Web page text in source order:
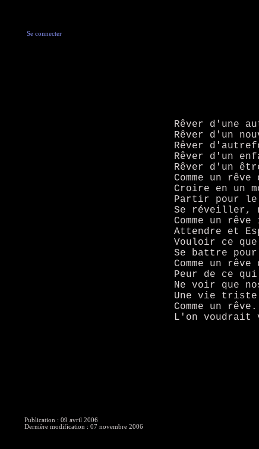
Se connecter
Rêver d'une
Rêver d'un
Rêver
Rêver d'un
Rêver d'un
Comme un
Croire en un
Partir pour
Se réveiller,
Comme un
Attendre et
Vouloir ce
Se battre
Comme un
Peur de ce
Ne voir que
Une vie triste
Comme un
L'on voudrait
Publication : 09 avril 2006
Dernière modification : 07 novembre 2006